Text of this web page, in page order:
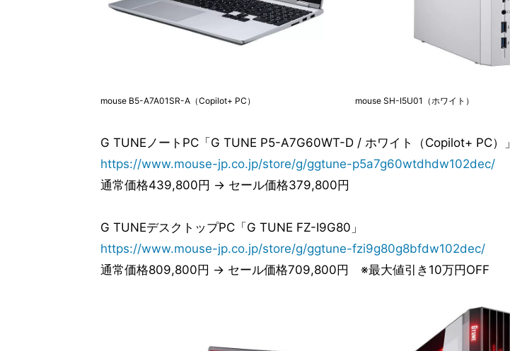
mouse B5-A7A01SR-A（Copilot+ PC） mouse SH-I5U01（ホワイト）
G TUNEノートPC「G TUNE P5-A7G60WT-D / ホワイト（Copilot+ PC）」
https://www.mouse-jp.co.jp/store/g/ggtune-p5a7g60wtdhdw102dec/
通常価格439,800円 → セール価格379,800円
G TUNEデスクトップPC「G TUNE FZ-I9G80」
https://www.mouse-jp.co.jp/store/g/ggtune-fzi9g80g8bfdw102dec/
通常価格809,800円 → セール価格709,800円 ※最大値引き10万円OFF